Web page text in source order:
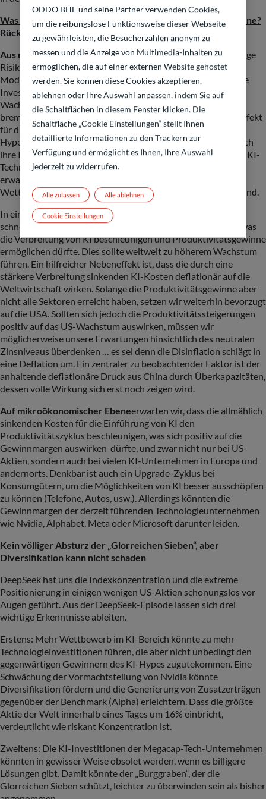
Was bedeutet das auf makro- und mikroökonomischer Ebene?
Rückenwind oder Gegenwind?
Aus makroökonomischer Sichtbesteht das größte kurzfristige
Risiko für das Wirtschaftswachstum darin, dass effizienteres
Modelltraining und kostengünstigere Rechenoperationen die
Investitionen in KI-Infrastruktur senken und die steile
Wachstumsrate im KI-Bereich, insbesondere in den USA,
bremsen könnten. Manche Schätzungen beziffern den BIP-Effekt
für die USA auf 0,1 bis 0,2 Prozentpunkte. Allerdings haben
Hyperscaler (Microsoft, Meta, Amazon, Alphabet) erst kürzlich
ihre Investitionspläne bestätigt. Von einer neuen, getesteten KI-
Technologie mit deutlich geringeren Entwicklungskosten
erwarten wir mittelfristig eine Neuordnung der aktuellen
Wettbewerbslandschaft und makroökonomischen Rückenwind.
In einem solchen Szenario könnten sich die Vorteile von KI
schneller und umfassender in der Weltwirtschaft entfalten, was
die Verbreitung von KI beschleunigen und Produktivitätsgewinne
ermöglichen dürfte. Dies sollte weltweit zu höherem Wachstum
führen. Ein hilfreicher Nebeneffekt ist, dass die durch eine
stärkere Verbreitung sinkenden KI-Kosten deflationär auf die
Weltwirtschaft wirken. Solange die Produktivitätsgewinne aber
nicht alle Sektoren erreicht haben, setzen wir weiterhin bevorzugt
auf die USA. Sollten sich jedoch die Produktivitätssteigerungen
positiv auf das US-Wachstum auswirken, müssen wir
möglicherweise unsere Erwartungen hinsichtlich des neutralen
Zinsniveaus überdenken … es sei denn die Disinflation schlägt in
eine Deflation um. Ein zentraler zu beobachtender Faktor ist der
anhaltende deflationäre Druck aus China durch Überkapazitäten,
dessen volle Wirkung sich erst noch zeigen wird.
Auf mikroökonomischer Ebeneerwarten wir, dass die allmählich
sinkenden Kosten für die Einführung von KI den
Produktivitätszyklus beschleunigen, was sich positiv auf die
Gewinnmargen auswirken dürfte, und zwar nicht nur bei US-
Aktien, sondern auch bei vielen KI-Unternehmen in Europa und
andernorts. Denkbar ist auch ein Upgrade-Zyklus bei
Konsumgütern, um die Möglichkeiten von KI besser ausschöpfen
zu können (Telefone, Autos, usw.). Allerdings könnten die
Gewinnmargen der derzeit führenden Technologieunternehmen
wie Nvidia, Alphabet, Meta oder Microsoft darunter leiden.
Kein völliger Absturz der „Glorreichen Sieben“, aber
Diversifikation kann nicht schaden
DeepSeek hat uns die Indexkonzentration und die extreme
Positionierung in einigen wenigen US-Aktien schonungslos vor
Augen geführt. Aus der DeepSeek-Episode lassen sich drei
wichtige Erkenntnisse ableiten.
Erstens: Mehr Wettbewerb im KI-Bereich könnte zu mehr
Technologieinvestitionen führen, die aber nicht unbedingt den
gegenwärtigen Gewinnern des KI-Hypes zugutekommen. Eine
Schwächung der Vormachtstellung von Nvidia könnte
Diversifikation fördern und die Generierung von Zusatzerträgen
gegenüber der Benchmark (Alpha) erleichtern. Dass die größte
Aktie der Welt innerhalb eines Tages um 16% einbricht,
verdeutlicht wie riskant Konzentration ist.
Zweitens: Die KI-Investitionen der Megacap-Tech-Unternehmen
könnten in gewisser Weise obsolet werden, wenn es billigere
Lösungen gibt. Damit könnte der „Burggraben“, der die
Glorreichen Sieben schützt, leichter zu überwinden sein als bisher
ODDO BHF und seine Partner verwenden Cookies,
um die reibungslose Funktionsweise dieser Webseite
zu gewährleisten, die Besucherzahlen anonym zu
messen und die Anzeige von Multimedia-Inhalten zu
ermöglichen, die auf einer externen Website gehostet
werden. Sie können diese Cookies akzeptieren,
ablehnen oder Ihre Auswahl anpassen, indem Sie auf
die Schaltflächen in diesem Fenster klicken. Die
Schaltfläche „Cookie Einstellungen“ stellt Ihnen
detaillierte Informationen zu den Trackern zur
Verfügung und ermöglicht es Ihnen, Ihre Auswahl
jederzeit zu widerrufen.
Alle ablehnen
Alle zulassen
Cookie Einstellungen